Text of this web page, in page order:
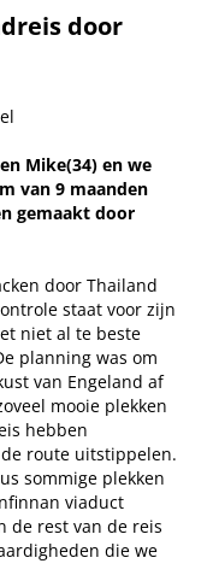
door
Mike(34) en we
van 9 maanden
gemaakt door
door Thailand
staat voor zijn
niet al te beste
planning was om
van Engeland af
mooie plekken
hebben
route uitstippelen.
sommige plekken
viaduct
de rest van de reis
die we